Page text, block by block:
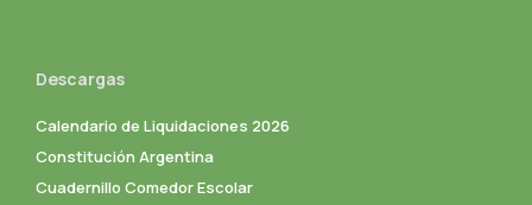
Descargas
Calendario de Liquidaciones 2026
Constitución Argentina
Cuadernillo Comedor Escolar